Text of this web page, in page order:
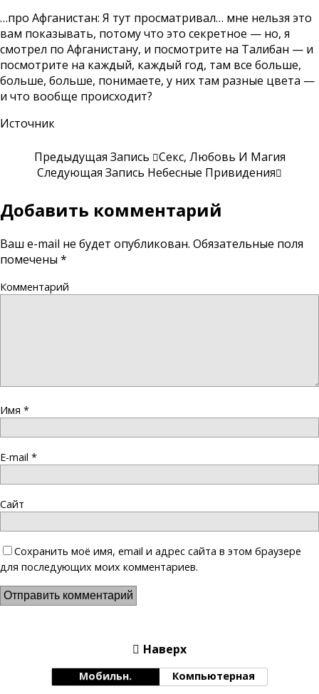
…про Афганистан: Я тут просматривал… мне нельзя это
вам показывать, потому что это секретное — но, я
смотрел по Афганистану, и посмотрите на Талибан — и
посмотрите на каждый, каждый год, там все больше,
больше, больше, понимаете, у них там разные цвета —
и что вообще происходит?
Источник
Предыдущая Запись
Секс, Любовь И Магия
Следующая Запись Небесные Привидения
Добавить комментарий
Ваш e-mail не будет опубликован. Обязательные поля
помечены *
Комментарий
Имя *
E-mail *
Сайт
Сохранить моё имя, email и адрес сайта в этом браузере
для последующих моих комментариев.
Наверх
Мобильн. Компьютерная